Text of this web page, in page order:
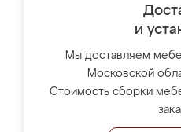
и
Мы доставляем
Московской
Стоимость сборки